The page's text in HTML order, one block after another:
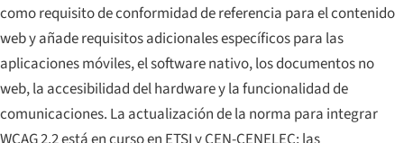
como requisito de conformidad de referencia para el contenido
web y añade requisitos adicionales específicos para las
aplicaciones móviles, el software nativo, los documentos no
web, la accesibilidad del hardware y la funcionalidad de
comunicaciones. La actualización de la norma para integrar